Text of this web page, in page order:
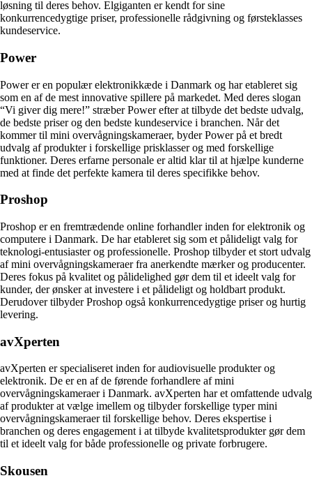
løsning til deres behov. Elgiganten er kendt for sine
konkurrencedygtige priser, professionelle rådgivning og førsteklasses
kundeservice.
Power
Power er en populær elektronikkæde i Danmark og har etableret sig
som en af de mest innovative spillere på markedet. Med deres slogan
“Vi giver dig mere!” stræber Power efter at tilbyde det bedste udvalg,
de bedste priser og den bedste kundeservice i branchen. Når det
kommer til mini overvågningskameraer, byder Power på et bredt
udvalg af produkter i forskellige prisklasser og med forskellige
funktioner. Deres erfarne personale er altid klar til at hjælpe kunderne
med at finde det perfekte kamera til deres specifikke behov.
Proshop
Proshop er en fremtrædende online forhandler inden for elektronik og
computere i Danmark. De har etableret sig som et pålideligt valg for
teknologi-entusiaster og professionelle. Proshop tilbyder et stort udvalg
af mini overvågningskameraer fra anerkendte mærker og producenter.
Deres fokus på kvalitet og pålidelighed gør dem til et ideelt valg for
kunder, der ønsker at investere i et pålideligt og holdbart produkt.
Derudover tilbyder Proshop også konkurrencedygtige priser og hurtig
levering.
avXperten
avXperten er specialiseret inden for audiovisuelle produkter og
elektronik. De er en af de førende forhandlere af mini
overvågningskameraer i Danmark. avXperten har et omfattende udvalg
af produkter at vælge imellem og tilbyder forskellige typer mini
overvågningskameraer til forskellige behov. Deres ekspertise i
branchen og deres engagement i at tilbyde kvalitetsprodukter gør dem
til et ideelt valg for både professionelle og private forbrugere.
Skousen